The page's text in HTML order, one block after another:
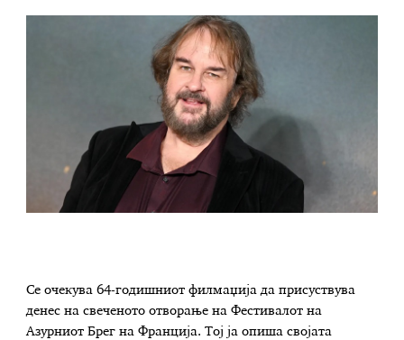
Се очекува 64-годишниот филмаџија да присуствува
денес на свеченото отворање на Фестивалот на
Азурниот Брег на Франција. Тој ја опиша својата